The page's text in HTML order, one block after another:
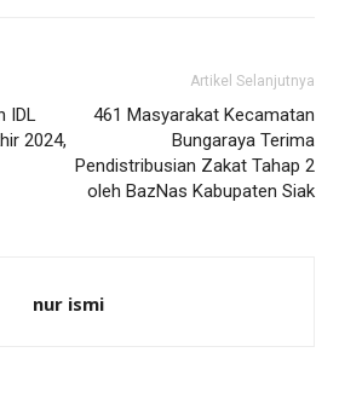
IDL
2024,
Artikel Selanjutnya
461 Masyarakat Kecamatan
Bungaraya Terima
Pendistribusian Zakat Tahap 2
oleh BazNas Kabupaten Siak
nur ismi